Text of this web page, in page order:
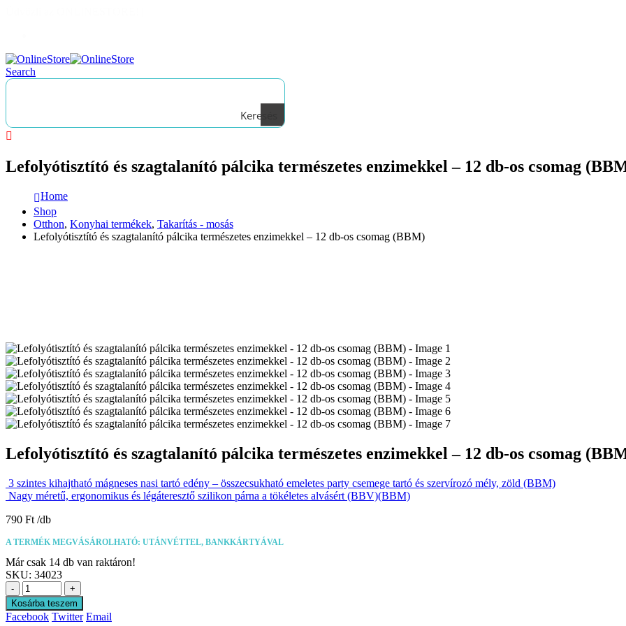
Search
Keresés
Lefolyótisztító és szagtalanító pálcika természetes enzimekkel – 12 db-os csomag
Home
Shop
Otthon, Konyhai termékek, Takarítás - mosás
Lefolyótisztító és szagtalanító pálcika természetes enzimekkel – 12 db-os csomag (BBM)
Lefolyótisztító és szagtalanító pálcika természetes enzimekkel – 12 db-os csomag
3 szintes kihajtható mágneses nasi tartó edény – összecsukható emeletes party csemege tartó és szervírozó mély, zöld (BBM)
Nagy méretű, ergonomikus és légáteresztő szilikon párna a tökéletes alvásért (BBV)(BBM)
790 Ft
A TERMÉK MEGVÁSÁROLHATÓ: UTÁNVÉTTEL, BANKKÁRTYÁVAL
Már csak 14 db van raktáron!
SKU: 34023
-
+
Kosárba teszem
Facebook Twitter Email